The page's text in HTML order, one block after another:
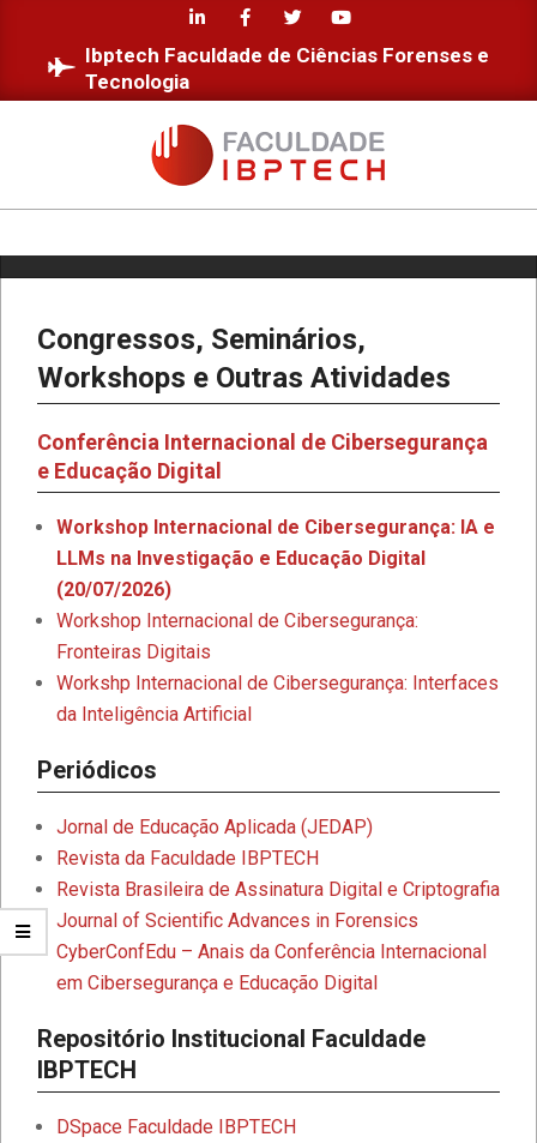
content
Ibptech Faculdade de Ciências Forenses e
Tecnologia
FACULDADE
IBPTECH
MenuCongressos, Seminários,
Workshops e Outras Atividades
Conferência Internacional de Cibersegurança
e Educação Digital
Workshop Internacional de Cibersegurança: IA e
LLMs na Investigação e Educação Digital
(20/07/2026)
Workshop Internacional de Cibersegurança:
Fronteiras Digitais
Workshp Internacional de Cibersegurança: Interfaces
da Inteligência Artificial
Periódicos
Jornal de Educação Aplicada (JEDAP)
Revista da Faculdade IBPTECH
Revista Brasileira de Assinatura Digital e Criptografia
Journal of Scientific Advances in Forensics
CyberConfEdu – Anais da Conferência Internacional
em Cibersegurança e Educação Digital
Repositório Institucional Faculdade
IBPTECH
DSpace Faculdade IBPTECH